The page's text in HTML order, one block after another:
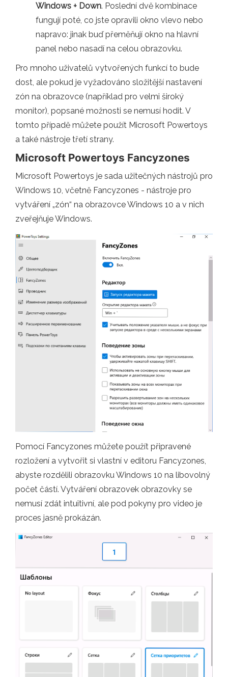
Windows + Down. Poslední dvě kombinace
fungují poté, co jste opravili okno vlevo nebo
napravo: jinak buď přeměňují okno na hlavní
panel nebo nasadí na celou obrazovku.
Pro mnoho uživatelů vytvořených funkcí to bude
dost, ale pokud je vyžadováno složitější nastavení
zón na obrazovce (například pro velmi široký
monitor), popsané možnosti se nemusí hodit. V
tomto případě můžete použít Microsoft Powertoys
a také nástroje třetí strany.
Microsoft Powertoys Fancyzones
Microsoft Powertoys je sada užitečných nástrojů pro
Windows 10, včetně Fancyzones - nástroje pro
vytváření „zón“ na obrazovce Windows 10 a v nich
zveřejňuje Windows.
Pomocí Fancyzones můžete použít připravené
rozložení a vytvořit si vlastní v editoru Fancyzones,
abyste rozdělili obrazovku Windows 10 na libovolný
počet částí. Vytváření obrazovek obrazovky se
nemusí zdát intuitivní, ale pod pokyny pro video je
proces jasně prokázán.